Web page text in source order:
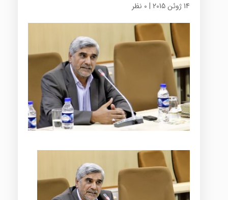
14 ژوئن 2015 | 0 نظر